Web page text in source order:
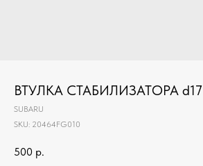
ВТУЛКА СТАБИЛИЗАТОРА d17
SUBARU
SKU: 20464FG010
500 р.